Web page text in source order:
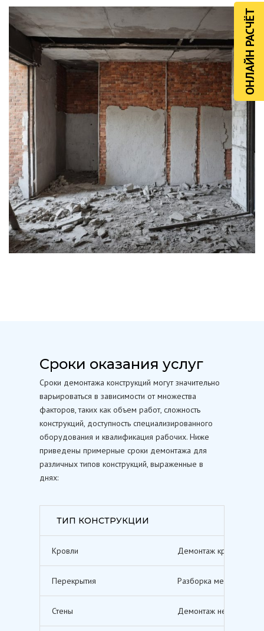
ОНЛАЙН РАСЧЁТ
Сроки оказания услуг
Сроки демонтажа конструкций могут значительно
варьироваться в зависимости от множества
факторов, таких как объем работ, сложность
конструкций, доступность специализированного
оборудования и квалификация рабочих. Ниже
приведены примерные сроки демонтажа для
различных типов конструкций, выраженные в
днях:
ТИП КОНСТРУКЦИИ
Кровли Демонтаж кровельных
Перекрытия Разборка межэтажных
Стены Демонтаж несущих и